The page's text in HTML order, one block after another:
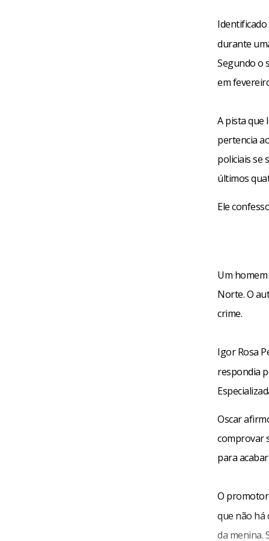
Identificado
durante
Segundo o
em
A pista que
pertencia
policiais se
últimos
Ele
Um
Norte. O
crime.
Igor Rosa
respondia
Oscar
comprovar
para
O
que não há
da menina.